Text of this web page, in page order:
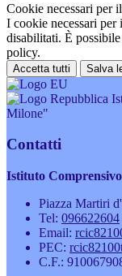
Cookie necessari per
I cookie necessari per
disabilitati. È
policy.
Accetta tutti Salva
Milone"
Contatti
Istituto
Piazza Martiri
Tel: 096622604
Email:
PEC:
C.F.: